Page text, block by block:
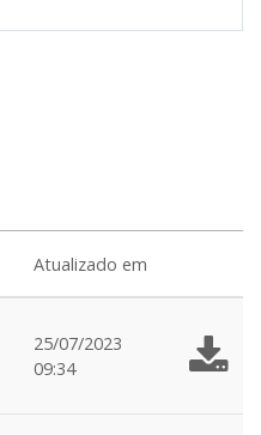
Atualizado em
25/07/2023
09:34